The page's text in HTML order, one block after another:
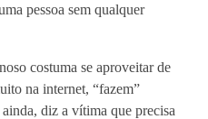
pessoa sem qualquer
costuma se aproveitar de
na internet, “fazem”
diz a vítima que precisa